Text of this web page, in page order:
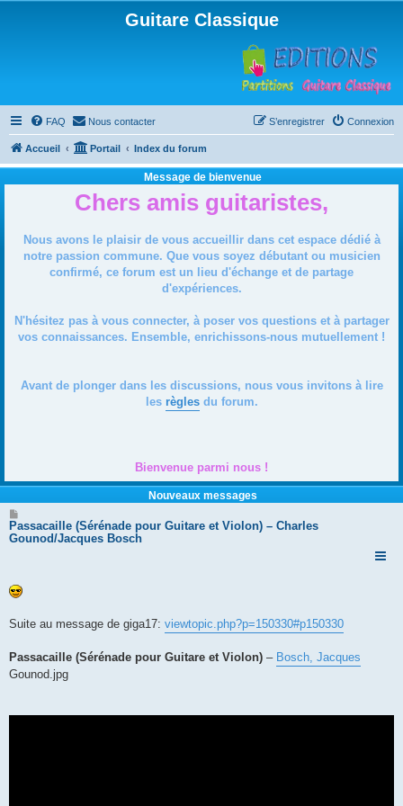
Guitare Classique
FAQ Nous contacter Connexion
S’enregistrer
Accueil Portail Index du forum
Message de bienvenue
Chers amis guitaristes,
Nous avons le plaisir de vous accueillir dans cet espace dédié à
notre passion commune. Que vous soyez débutant ou musicien
confirmé, ce forum est un lieu d'échange et de partage
d'expériences.
N'hésitez pas à vous connecter, à poser vos questions et à partager
vos connaissances. Ensemble, enrichissons-nous mutuellement !
Avant de plonger dans les discussions, nous vous invitons à lire
les règlesdu forum.
Bienvenue parmi nous !
Nouveaux messages
e
s
e
Passacaille (Sérénade pour Guitare et Violon) – Charles
Gounod/Jacques Bosch
Suite au message de giga17: viewtopic.php?p=150330#p150330
Passacaille (Sérénade pour Guitare et Violon) – Bosch, Jacques
Gounod.jpg